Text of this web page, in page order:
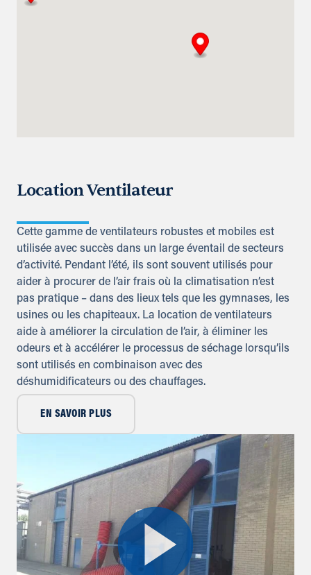
Location Ventilateur
Cette gamme de ventilateurs robustes et mobiles est
utilisée avec succès dans un large éventail de secteurs
d’activité. Pendant l’été, ils sont souvent utilisés pour
aider à procurer de l’air frais où la climatisation n’est
pas pratique – dans des lieux tels que les gymnases, les
usines ou les chapiteaux. La location de ventilateurs
aide à améliorer la circulation de l’air, à éliminer les
odeurs et à accélérer le processus de séchage lorsqu’ils
sont utilisés en combinaison avec des
déshumidificateurs ou des chauffages.
EN SAVOIR PLUS